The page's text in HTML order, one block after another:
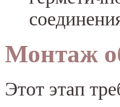
Монтаж
Этот этап